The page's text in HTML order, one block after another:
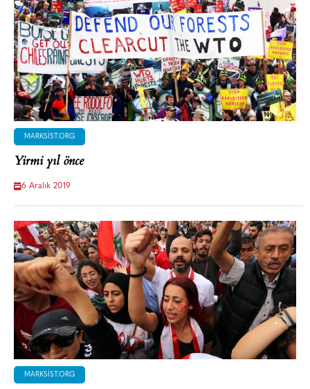
MARKSIST.ORG
Yirmi yıl önce
6 Aralık 2019
MARKSIST.ORG